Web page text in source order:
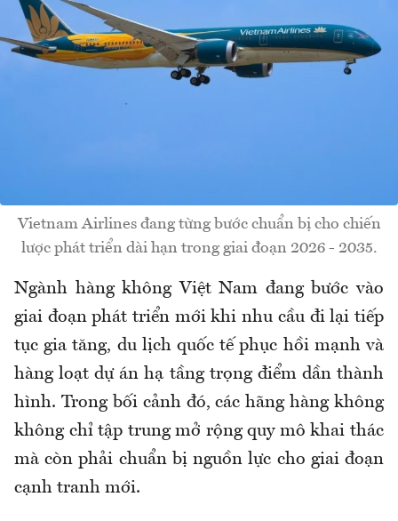
Vietnam Airlines đang từng bước chuẩn bị cho chiến
lược phát triển dài hạn trong giai đoạn 2026 - 2035.
Ngành hàng không Việt Nam đang bước vào
giai đoạn phát triển mới khi nhu cầu đi lại tiếp
tục gia tăng, du lịch quốc tế phục hồi mạnh và
hàng loạt dự án hạ tầng trọng điểm dần thành
hình. Trong bối cảnh đó, các hãng hàng không
không chỉ tập trung mở rộng quy mô khai thác
mà còn phải chuẩn bị nguồn lực cho giai đoạn
cạnh tranh mới.